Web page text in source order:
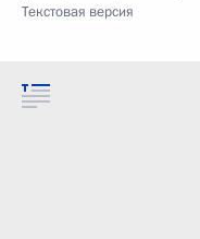
Текстовая версия